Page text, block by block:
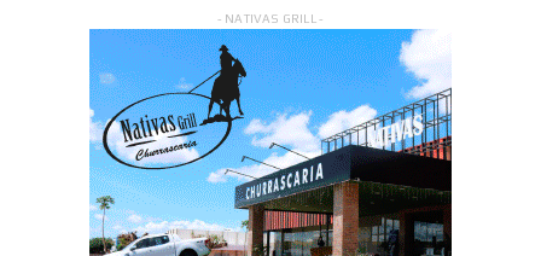
- NATIVAS GRILL -